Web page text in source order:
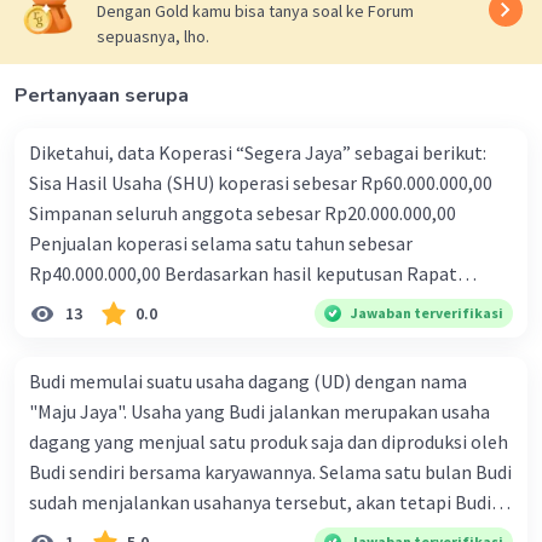
* Bagian SHU Iwan = (700.000 / 15.000.000) x 800.000 = Rp
37.333
Rp 37.333.
2. Hitung Bagian SHU dari Jasa Pembelian untuk Aria:
* Nilai Transaksi Aria = Rp 50.000
* Total Nilai Pembelian = Rp 20.500.000
* SHU Jasa Pembelian = Rp 500.000
* Bagian SHU Aria = (50.000 / 20.500.000) x 500.000 ≈ Rp
12.195
Jadi, bagian SHU dari jasa pembelian untuk Aria adalah
sekitar Rp 12.195.
Beri Rating ·0.0(0) Balas
Dengan Gold kamu bisa tanya soal ke Forum
sepuasnya, lho.
Pertanyaan serupa
Diketahui, data Koperasi “Segera Jaya” sebagai berikut:
Sisa Hasil Usaha (SHU) koperasi sebesar Rp60.000.000,00
Simpanan seluruh anggota sebesar Rp20.000.000,00
Penjualan koperasi selama satu tahun sebesar
Rp40.000.000,00 Berdasarkan hasil keputusan Rapat
Anggota Tahuanan (RAT) koperasi antara lain ditetapkan
bahwa: Jasa anggota koperasi 20%. Jasa simpanan
memiliki simpanan pokok sebesar Rp100.000,00,
simpanan wajib sebesar Rp650.000,00, simpanan sukarela
sebesar Rp250.000,00, dan telah melakukan pembelian
pada koperasi sebesar Rp4.000.000,00. Maka besarnya SHU
yang diterima Davina adalah... A. Rp500.000,00 B.
13 0.0 Jawaban terverifikasi
Budi memulai suatu usaha dagang (UD) dengan nama
"Maju Jaya". Usaha yang Budi jalankan merupakan usaha
dagang yang menjual satu produk saja dan diproduksi oleh
Budi sendiri bersama karyawannya. Selama satu bulan Budi
sudah menjalankan usahanya tersebut, akan tetapi Budi
masih bingung apakah usahanya sudah mendapatkan laba